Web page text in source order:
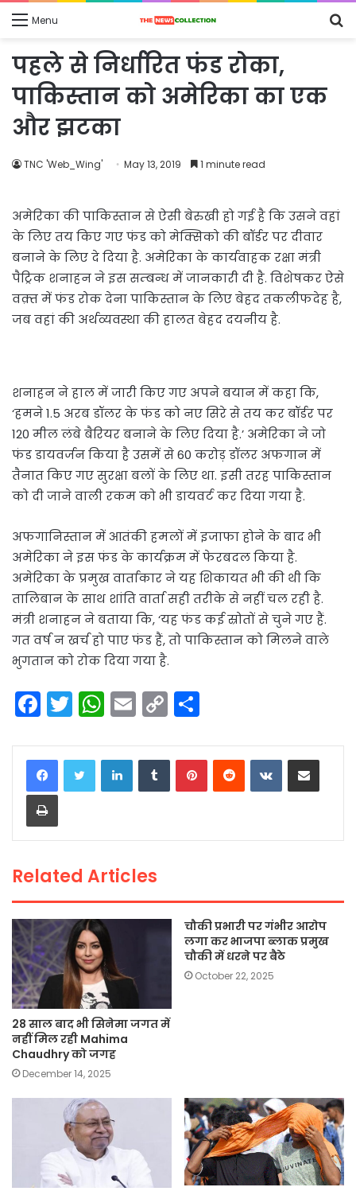
Menu
पहले से निर्धारित फंड रोका,
पाकिस्तान को अमेरिका का एक
और झटका
TNC 'Web_Wing' May 13, 2019 1 minute read
अमेरिका की पाकिस्तान से ऐसी बेरुखी हो गई है कि उसने वहां
के लिए तय किए गए फंड को मेक्सिको की बॉर्डर पर दीवार
बनाने के लिए दे दिया है. अमेरिका के कार्यवाहक रक्षा मंत्री
पैट्रिक शनाहन ने इस सम्बन्ध में जानकारी दी है. विशेषकर ऐसे
वक़्त में फंड रोक देना पाकिस्तान के लिए बेहद तकलीफदेह है,
जब वहां की अर्थव्यवस्था की हालत बेहद दयनीय है.
शनाहन ने हाल में जारी किए गए अपने बयान में कहा कि,
‘हमने 1.5 अरब डॉलर के फंड को नए सिरे से तय कर बॉर्डर पर
120 मील लंबे बैरियर बनाने के लिए दिया है.’ अमेरिका ने जो
फंड डायवर्जन किया है उसमें से 60 करोड़ डॉलर अफगान में
तैनात किए गए सुरक्षा बलों के लिए था. इसी तरह पाकिस्तान
को दी जाने वाली रकम को भी डायवर्ट कर दिया गया है.
अफगानिस्तान में आतंकी हमलों में इजाफा होने के बाद भी
अमेरिका ने इस फंड के कार्यक्रम में फेरबदल किया है.
अमेरिका के प्रमुख वार्ताकार ने यह शिकायत भी की थी कि
तालिबान के साथ शांति वार्ता सही तरीके से नहीं चल रही है.
मंत्री शनाहन ने बताया कि, ‘यह फंड कई स्रोतों से चुने गए हैं.
गत वर्ष न खर्च हो पाए फंड हैं, तो पाकिस्तान को मिलने वाले
भुगतान को रोक दिया गया है.
F
a
c
e
b
o
k
T
w
itt
er
W
h
a
ts
p
E
m
ai
C
o
p
n
ar
LinkedInTumblrPinterestReddit VKontakteShare via Email
Print
Related Articles
28 साल बाद भी सिनेमा जगत में
नहीं मिल रही Mahima
Chaudhry को जगह
December 14, 2025
चौकी प्रभारी पर गंभीर आरोप
लगा कर भाजपा ब्लाक प्रमुख
चौकी में धरने पर बैठे
October 22, 2025